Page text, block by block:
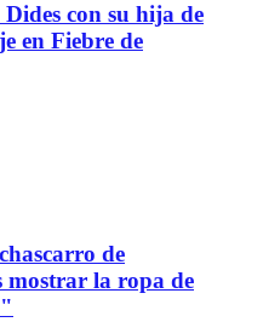
con su hija de
en Fiebre de
de
mostrar la ropa de